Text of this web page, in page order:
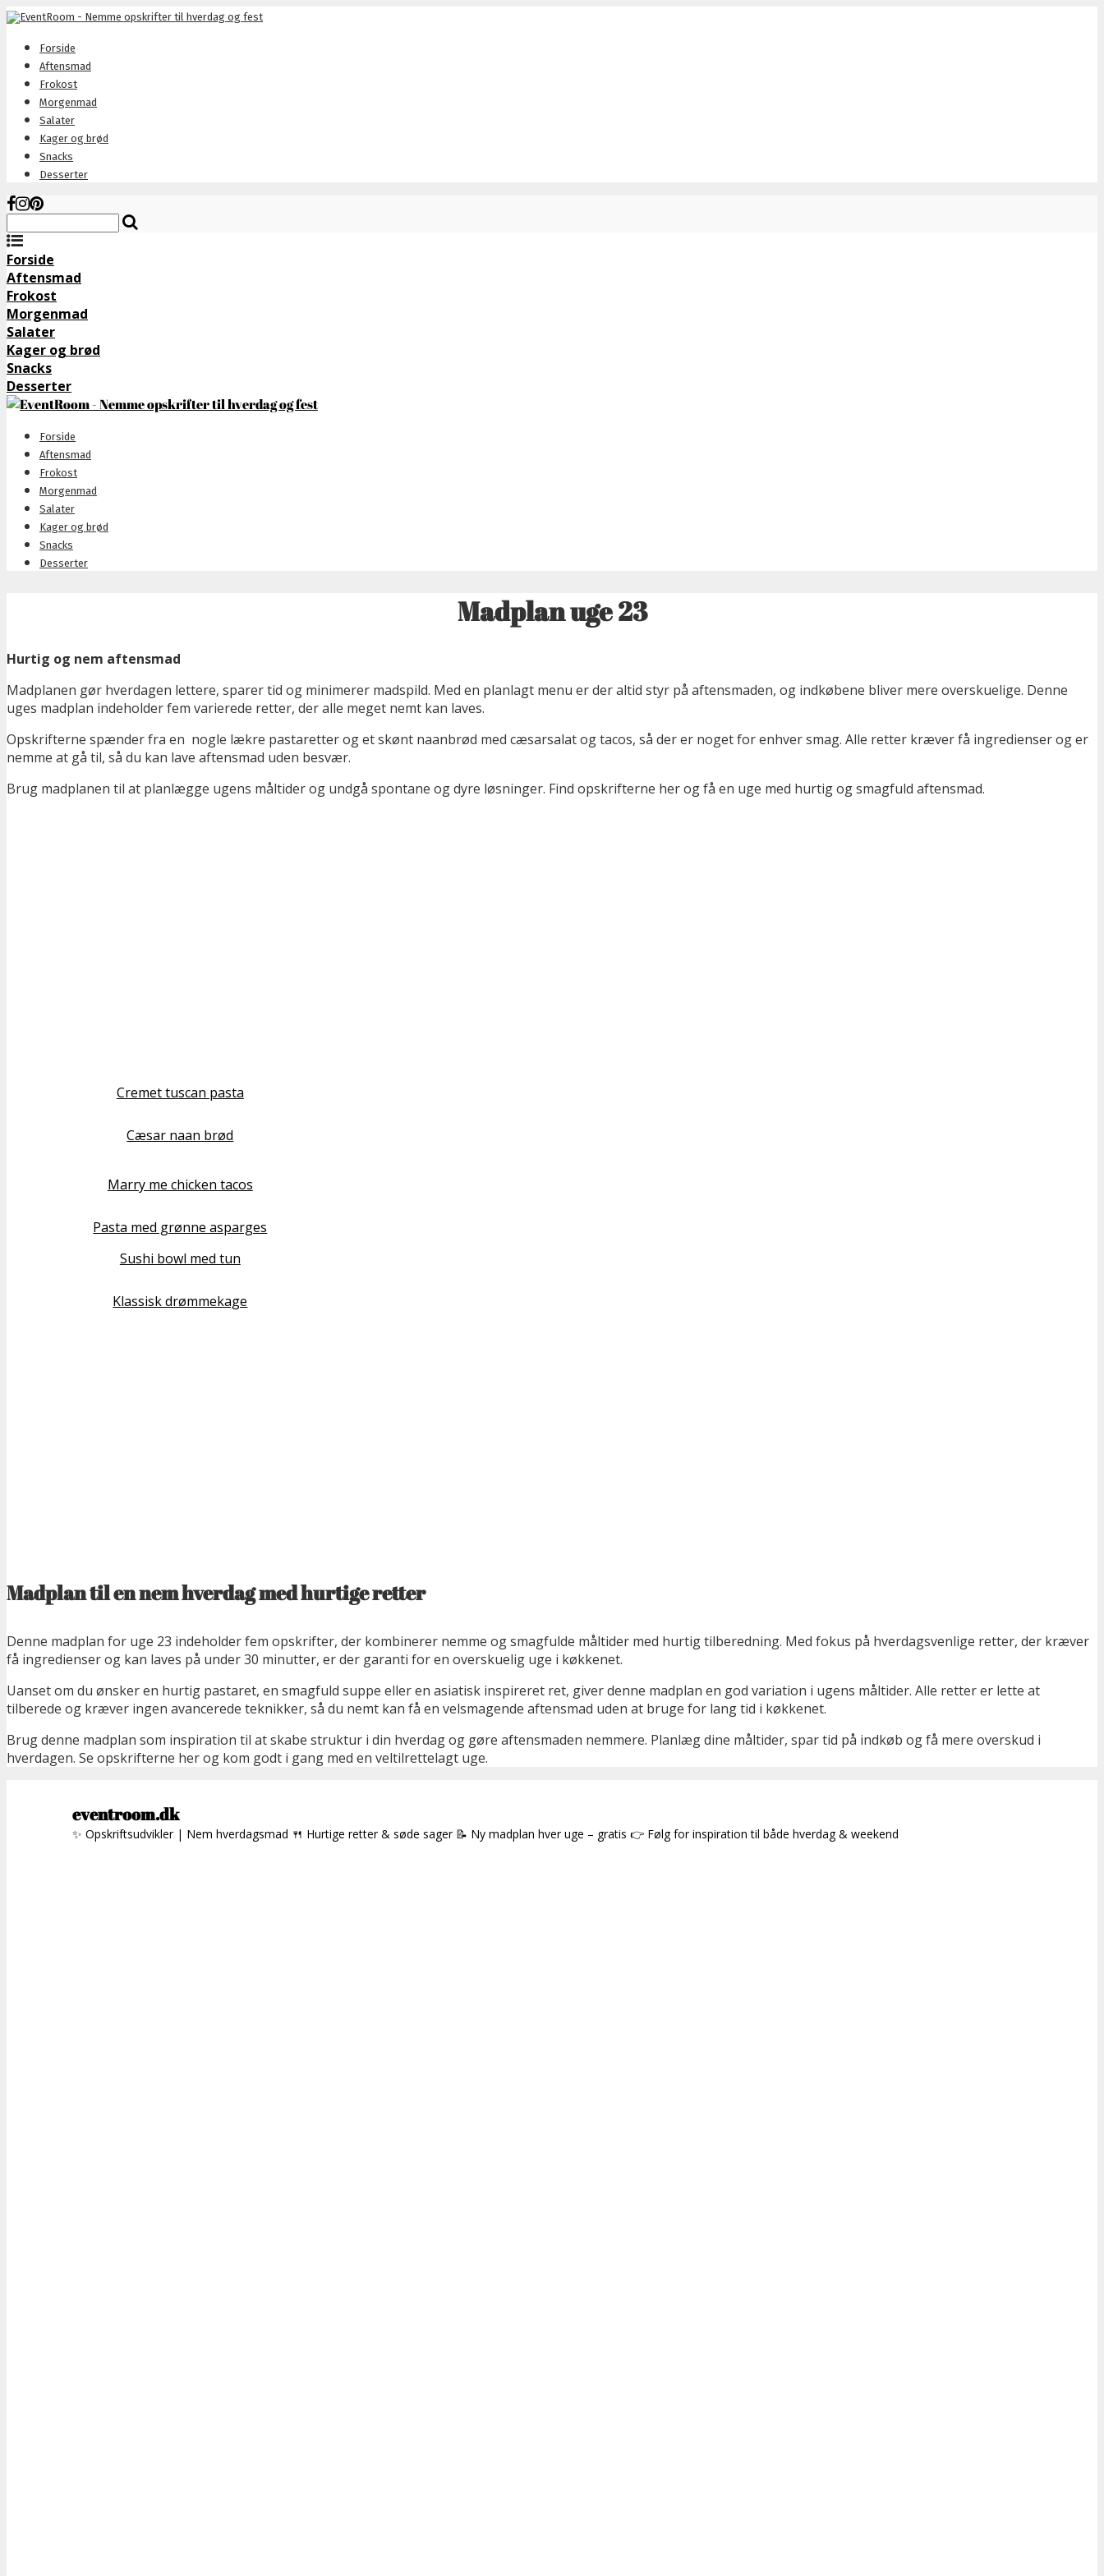
Forside
Aftensmad
Frokost
Morgenmad
Salater
Kager og brød
Snacks
Desserter
Forside
Aftensmad
Frokost
Morgenmad
Salater
Kager og brød
Snacks
Desserter
Forside
Aftensmad
Frokost
Morgenmad
Salater
Kager og brød
Snacks
Desserter
Madplan uge 23
Hurtig og nem aftensmad
Madplanen gør hverdagen lettere, sparer tid og minimerer madspild. Med en planlagt menu er der altid styr på aftensmaden, og indkøbene bliver mere overskuelige. Denne
uges madplan indeholder fem varierede retter, der alle meget nemt kan laves.
Opskrifterne spænder fra en nogle lækre pastaretter og et skønt naanbrød med cæsarsalat og tacos, så der er noget for enhver smag. Alle retter kræver få ingredienser og er
nemme at gå til, så du kan lave aftensmad uden besvær.
Brug madplanen til at planlægge ugens måltider og undgå spontane og dyre løsninger. Find opskrifterne her og få en uge med hurtig og smagfuld aftensmad.
Cremet tuscan pasta
Cæsar naan brød
Marry me chicken tacos
Pasta med grønne asparges
Sushi bowl med tun
Klassisk drømmekage
Madplan til en nem hverdag med hurtige retter
Denne madplan for uge 23 indeholder fem opskrifter, der kombinerer nemme og smagfulde måltider med hurtig tilberedning. Med fokus på hverdagsvenlige retter, der kræver
få ingredienser og kan laves på under 30 minutter, er der garanti for en overskuelig uge i køkkenet.
Uanset om du ønsker en hurtig pastaret, en smagfuld suppe eller en asiatisk inspireret ret, giver denne madplan en god variation i ugens måltider. Alle retter er lette at
tilberede og kræver ingen avancerede teknikker, så du nemt kan få en velsmagende aftensmad uden at bruge for lang tid i køkkenet.
Brug denne madplan som inspiration til at skabe struktur i din hverdag og gøre aftensmaden nemmere. Planlæg dine måltider, spar tid på indkøb og få mere overskud i
hverdagen. Se opskrifterne her og kom godt i gang med en veltilrettelagt uge.
eventroom.dk
✨ Opskriftsudvikler | Nem hverdagsmad 🍴 Hurtige retter & søde sager📝 Ny madplan hver uge – gratis 👉 Følg for inspiration til både hverdag & weekend